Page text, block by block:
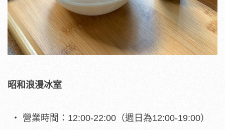
昭和浪漫冰室
營業時間：12:00-22:00（週日為12:00-19:00）